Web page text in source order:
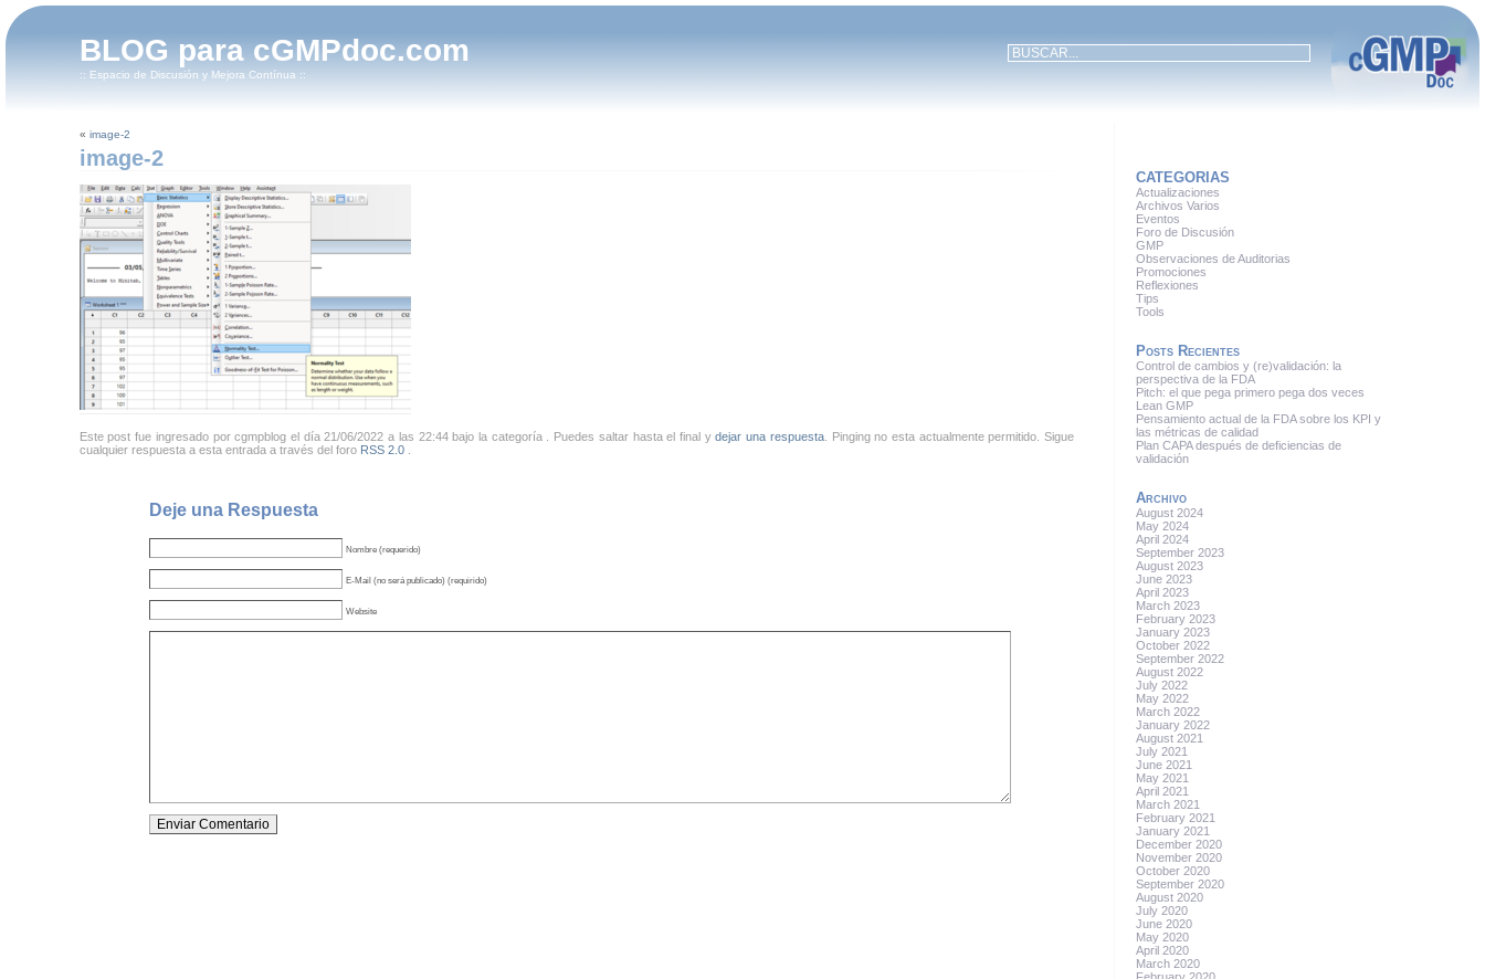
BLOG para cGMPdoc.com
:: Espacio de Discusión y Mejora Contínua ::
« image-2
image-2
Este post fue ingresado por cgmpblog el día 21/06/2022 a las 22:44 bajo la categoría . Puedes saltar hasta el final ydejar una respuesta. Pinging no esta actualmente permitido. Sigue
cualquier respuesta a esta entrada a través del foro RSS 2.0.
Deje una Respuesta
Nombre (requerido)
E-Mail (no será publicado) (requirido)
Website
CATEGORIAS
Actualizaciones
Archivos Varios
Eventos
Foro de Discusión
GMP
Observaciones de Auditorias
Promociones
Reflexiones
Tips
Tools
Posts Recientes
Control de cambios y (re)validación: la
perspectiva de la FDA
Pitch: el que pega primero pega dos veces
Lean GMP
Pensamiento actual de la FDA sobre los KPI y
las métricas de calidad
Plan CAPA después de deficiencias de
validación
Archivo
August 2024
May 2024
April 2024
September 2023
August 2023
June 2023
April 2023
March 2023
February 2023
January 2023
October 2022
September 2022
August 2022
July 2022
May 2022
March 2022
January 2022
August 2021
July 2021
June 2021
May 2021
April 2021
March 2021
February 2021
January 2021
December 2020
November 2020
October 2020
September 2020
August 2020
July 2020
June 2020
May 2020
April 2020
March 2020